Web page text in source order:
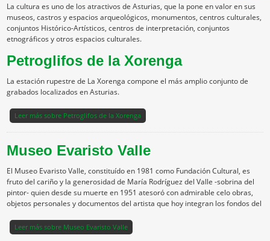
La cultura es uno de los atractivos de Asturias, que la pone en valor en sus
museos, castros y espacios arqueológicos, monumentos, centros culturales,
conjuntos Histórico-Artísticos, centros de interpretación, conjuntos
etnográficos y otros espacios culturales.
Petroglifos de la Xorenga
La estación rupestre de La Xorenga compone el más amplio conjunto de
grabados localizados en Asturias.
Leer mássobre Petroglifos de la Xorenga
Museo Evaristo Valle
El Museo Evaristo Valle, constituído en 1981 como Fundación Cultural, es
fruto del cariño y la generosidad de María Rodríguez del Valle -sobrina del
pintor- quien desde su muerte en 1951 atesoró con admirable celo obras,
objetos personales y documentos del artista que hoy integran los fondos del
Leer mássobre Museo Evaristo Valle